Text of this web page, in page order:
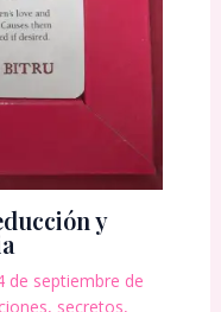
y
de septiembre de
, secretos,